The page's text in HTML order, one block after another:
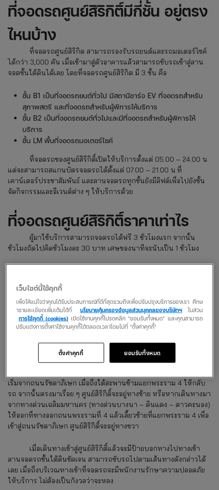
ที่จอดรถศูนย์สิริกิติ์มีกี่ชั้น อยู่ตรง
ไหนบ้าง
ที่จอดรถศูนย์สิริกิต สามารถรองรับรถยนต์และรถมอเตอร์ไซค์
ได้กว่า 3,000 คัน เมื่อเข้ามาสู่ตัวอาคารแล้วสามารถขับรถเข้าสู่ลาน
จอดชั้นใต้ดินได้เลย โดยที่จอดรถศูนย์สิริกิต มี 3 ชั้น คือ
ชั้น B1 เป็นที่จอดรถยนต์ทั่วไป มีสถานีชาร์จ EV ที่จอดรถสำหรับ
สุภาพสตรี และที่จอดรถสำหรับผู้พิการให้บริการ
ชั้น B2 เป็นที่จอดรถยนต์ทั่วไปและมีที่จอดรถสำหรับผู้พิการให้
บริการ
ชั้น LM พื้นที่จอดรถมอเตอร์ไซค์
ที่จอดรถของศูนย์สิริกิติ์เปิดให้บริการตั้งแต่ 05.00 – 24.00 น.
แต่จะสามารถสแกนบัตรจอดรถได้ตั้งแต่ 07.00 – 21.00 น.ที่
เคาน์เตอร์ประชาสัมพันธ์ และลานจอดรถทุกชั้นยังมีลิฟต์เพื่อไปยังชั้น
จัดกิจกรรมและอีเวนต์ต่าง ๆ ให้บริการด้วย
ที่จอดรถศูนย์สิริกิติ์ราคาเท่าไร
ผู้มาใช้บริการสามารถจอดรถได้ฟรี 3 ชั่วโมงแรก จากนั้น
ชั่วโมงถัดไปคิดชั่วโมงละ 30 บาท เศษของนาทีจะนับเป็น 1 ชั่วโมง
จอดได้ไหม
ที่จอดรถศูนย์สิริกิต รองรับการจอดรถมอเตอร์ไซค์อย่างเพียง
พอและสะดวกสบายไม่แพ้รถยนต์ โดยพื้นที่จอดรถมอเตอร์ไซค์จะอยู่ที่
สำหรับผู้มาใช้บริการแน่นอน
เริ่มจากถนนรัชดาภิเษก เมื่อถึงใต้สะพานข้ามแยกพระราม 4 ให้กลับ
รถ จากนั้นตรงมาเรื่อย ๆ ศูนย์สิริกิติ์จะอยู่ทางซ้าย หรือหากเดินทางมา
จากทางด่วนเฉลิมมหานคร (ทางด่วนบางนา – ดินแดง – ดาวคะนอง)
ให้ออกที่ทางออกถนนพระรามที่ 4 แล้วเลี้ยวซ้ายที่แยกพระราม 4 เพื่อ
เข้าสู่ถนนรัชดาภิเษก ศูนย์สิริกิติ์จะอยู่ทางขวา
เมื่อเดินทางเข้าสู่ศูนย์สิริกิติ์แล้วจะมีป้ายบอกทางไปทางเข้า
ลานจอดรถชั้นใต้ดินชัดเจน สามารถขับรถไปตามเส้นทางดังกล่าวได้
เลย เมื่อถึงบริเวณทางเข้าที่จอดรถจะมีพนักงานรักษาความปลอดภัย
ให้บริการ ไม่ต้องเป็นกังวลว่าจะหลง
เว็บไซต์นี้ใช้คุกกี้
เพื่อให้แน่ใจว่าคุณได้รับประสบการณ์ที่ดีที่สุดรวมถึงเพื่อปรับปรุงบริการของเรา ศึกษ
ารายละเอียดเพิ่มเติมได้ที่
นโยบายคุ้มครองข้อมูลส่วนบุคคลของบริษัทฯในส่วน
การใช้คุกกี้ (cookies) เปิดใช้งานคุกกี้โปรดคลิก "ยอมรับทั้งหมด" และคุณสามารถ
ปรับแต่งการตั้งค่าใช้งานคุกกี้ได้ตลอดเวลาโดยไปที่ "ตั้งค่าคุกกี้"
ยอมรับทั้งหมด
ตั้งค่าคุกกี้